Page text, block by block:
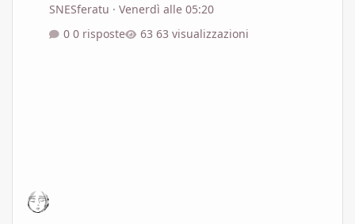
SNESferatu ·Venerdì alle 05:20
0 risposte
63 visualizzazioni